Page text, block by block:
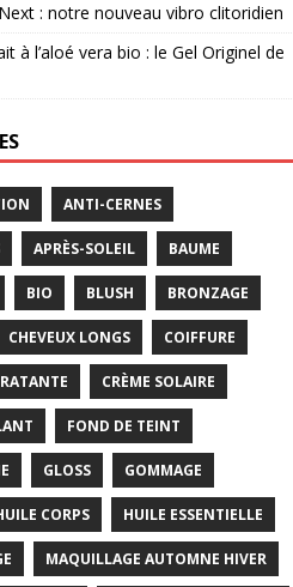
: notre nouveau vibro clitoridien
à l’aloé vera bio : le Gel Originel de
ANTI-CERNES
APRÈS-SOLEIL BAUME
BIO BLUSH BRONZAGE
CHEVEUX LONGS COIFFURE
CRÈME SOLAIRE
FOND DE TEINT
GLOSS GOMMAGE
CORPS HUILE ESSENTIELLE
MAQUILLAGE AUTOMNE HIVER